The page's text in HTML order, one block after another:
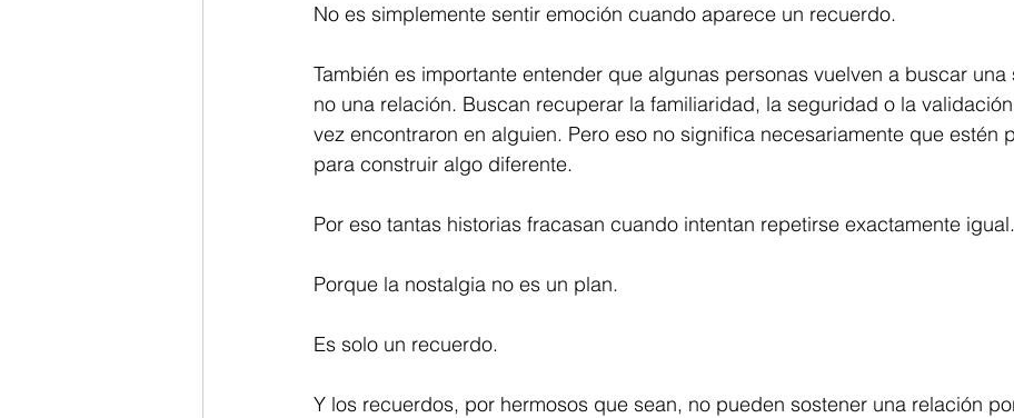
No es simplemente sentir emoción cuando aparece un recuerdo.
También es importante entender que algunas personas vuelven a buscar una
no una relación. Buscan recuperar la familiaridad, la seguridad o la
vez encontraron en alguien. Pero eso no significa necesariamente que estén
para construir algo diferente.
Por eso tantas historias fracasan cuando intentan repetirse exactamente igual.
Porque la nostalgia no es un plan.
Es solo un recuerdo.
Y los recuerdos, por hermosos que sean, no pueden sostener una relación